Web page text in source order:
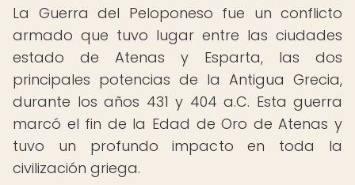
La Guerra del Peloponeso fue un conflicto
armado que tuvo lugar entre las ciudades
estado de Atenas y Esparta, las dos
principales potencias de la Antigua Grecia,
durante los años 431 y 404 a.C. Esta guerra
marcó el fin de la Edad de Oro de Atenas y
tuvo un profundo impacto en toda la
civilización griega.